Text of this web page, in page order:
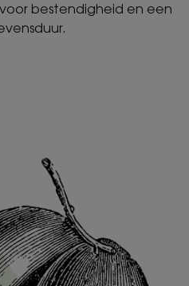
bestendigheid en een